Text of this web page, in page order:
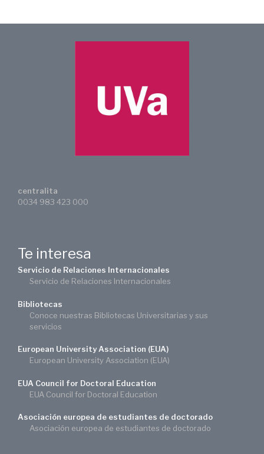
centralita
0034 983 423 000
Te interesa
Servicio de Relaciones Internacionales
Servicio de Relaciones Internacionales
Bibliotecas
Conoce nuestras Bibliotecas Universitarias y sus
servicios
European University Association (EUA)
European University Association (EUA)
EUA Council for Doctoral Education
EUA Council for Doctoral Education
Asociación europea de estudiantes de doctorado
Asociación europea de estudiantes de doctorado